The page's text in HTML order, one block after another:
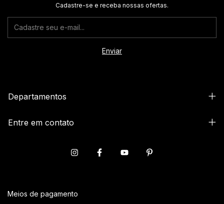
Cadastre-se e receba nossas ofertas.
Departamentos
Entre em contato
Meios de pagamento